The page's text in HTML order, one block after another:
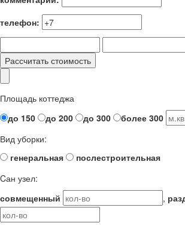
телефон:
Рассчитать стоимость
Площадь коттеджа
до 150
до 200 до 300
более 300
Вид уборки:
генеральная
послестроительная
Cан узел:
совмещенный
,